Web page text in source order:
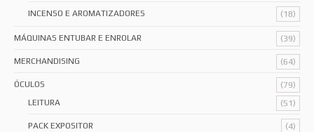
INCENSO E AROMATIZADORES (18)
MÁQUINAS ENTUBAR E ENROLAR (39)
MERCHANDISING (64)
ÓCULOS
(79)
LEITURA
(51)
PACK EXPOSITOR (4)